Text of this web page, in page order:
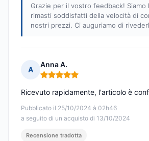
Grazie per il vostro feedback! Siamo
rimasti soddisfatti della velocità di
nostri prezzi. Ci auguriamo di
A
Anna A.
Nota: 5 su 5
Pubblicato il 25/10/2024 à 02h46
a seguito di un acquisto di 13/10/2024
Ricevuto rapidamente, l'articolo è
Recensione tradotta